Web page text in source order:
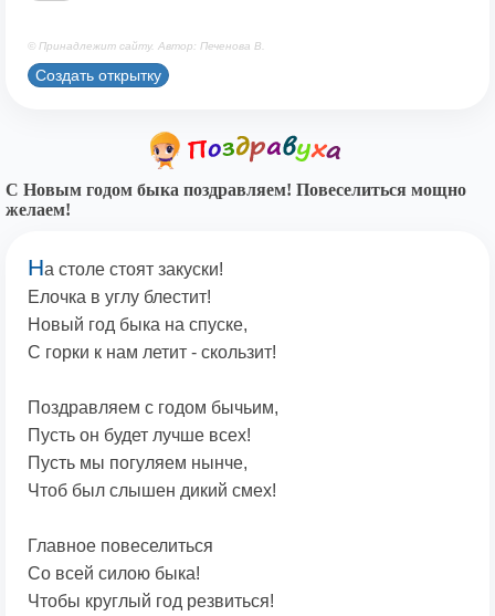
© Принадлежит сайту. Автор: Печенова В.
Создать открытку
С Новым годом быка поздравляем! Повеселиться мощно
желаем!
На столе стоят закуски!
Елочка в углу блестит!
Новый год быка на спуске,
С горки к нам летит - скользит!
Поздравляем с годом бычьим,
Пусть он будет лучше всех!
Пусть мы погуляем нынче,
Чтоб был слышен дикий смех!
Главное повеселиться
Со всей силою быка!
Чтобы круглый год резвиться!